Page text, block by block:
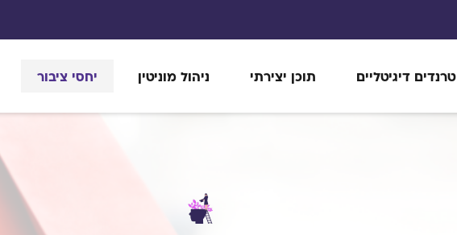
טרנדים דיגיטליים תוכן יצירתי ניהול מוניטין יחסי ציבור